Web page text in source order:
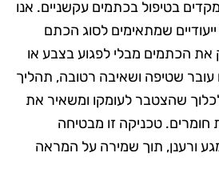
בטיפול בכתמים עקשניים. אנו
שמתאימים לסוג הכתם
את הכתמים מבלי לפגוע בצבע או
שטיפה ושאיבה רטובה, תהליך
שהצטבר לעומקו ומשאיר את
חומרים. טכניקה זו מבטיחה
ורענן, תוך שמירה על המראה